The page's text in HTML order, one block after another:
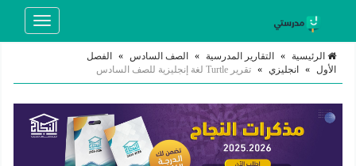
Toggle
الرئيسية » التقارير المدرسية » الصف السادس »
الفصل
الأول » انجليزي » تقرير Turtle لغة إنجليزية للصف السادس